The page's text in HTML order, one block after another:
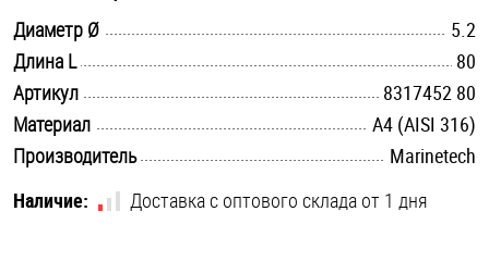
Стопорные кольца
Такелаж
Хомуты
Диаметр Ø
5.2
Длина L
80
Артикул
8317452 80
Материал
A4 (AISI 316)
Производитель
Marinetech
Наличие:
Доставка с оптового склада от 1 дня